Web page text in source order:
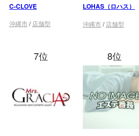
C-CLOVE
沖縄市/ 店舗型
LOHAS（ロハス）
沖縄市/ 店舗型
7位 8位